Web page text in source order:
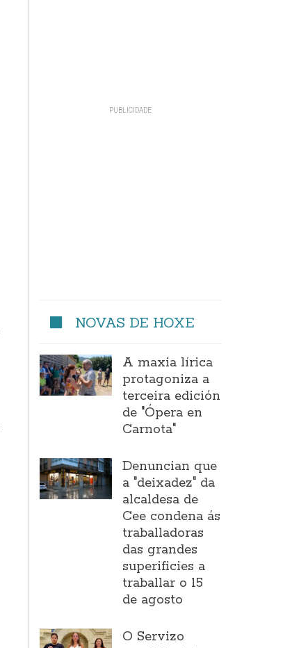
NOVAS DE HOXE
A maxia lírica
protagoniza a
terceira edición
de "Ópera en
Carnota"
Denuncian que
a "deixadez" da
alcaldesa de
Cee condena ás
traballadoras
das grandes
superificies a
traballar o 15
de agosto
O Servizo